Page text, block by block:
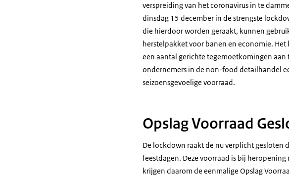
verspreiding van het coronavirus in te
dinsdag 15 december in de strengste
die hierdoor worden geraakt, kunnen
herstelpakket voor banen en economie.
een aantal gerichte tegemoetkomingen aan
ondernemers in de non-food detailhandel
seizoensgevoelige voorraad.
Opslag Voorraad
De lockdown raakt de nu verplicht gesloten
feestdagen. Deze voorraad is bij
krijgen daarom de eenmalige Opslag